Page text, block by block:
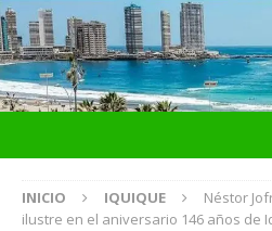
INICIO IQUIQUE
Néstor
ilustre en el aniversario 146 años de